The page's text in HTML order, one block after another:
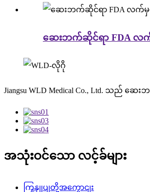
ဆေးဘက်ဆိုင်ရာ FDA
Jiangsu WLD Medical Co., Ltd. သ
အသုံးဝင်သော လင့်ခ်များ
ကြှနျုပျတို့အကွောငျး